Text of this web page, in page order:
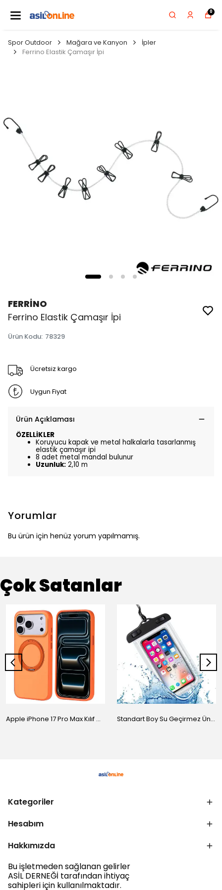
0
Spor Outdoor Mağara ve Kanyon
İpler
Ferrino Elastik Çamaşır İpi
FERRİNO
Ferrino Elastik Çamaşır İpi
Ürün Kodu: 78329
Ücretsiz kargo
Uygun Fiyat
Ürün Açıklaması
ÖZELLİKLER
Koruyucu kapak ve metal halkalarla tasarlanmış
elastik çamaşır ipi
8 adet metal mandal bulunur
Uzunluk: 2,10 m
Yorumlar
Bu ürün için henüz yorum yapılmamış.
Çok Satanlar
Apple iPhone 17 Pro Max Kılıf M-Safe Şarj Özellikli Standlı Zore Proton Silikon Kapak Standart Boy Su Geçirmez Üniversal Kılıf
Kategoriler
Hesabım
Hakkımızda
Bu işletmeden sağlanan gelirler
ASİL DERNEĞİ tarafından ihtiyaç
sahipleri için kullanılmaktadır.